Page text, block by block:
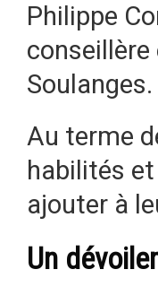
Philippe
conseillère
Soulanges.
Au terme
habilités
ajouter à
Un